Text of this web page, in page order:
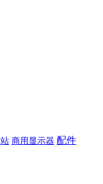
商用显示器 配件